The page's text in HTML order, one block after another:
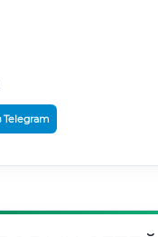
Telegram